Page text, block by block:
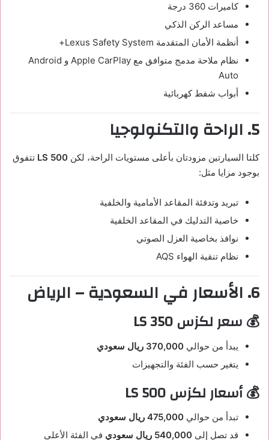
كاميرات 360 درجة
مساعد الركن الذكي
أنظمة الأمان المتقدمة Lexus Safety System+
نظام ملاحة مدمج متوافق مع Apple CarPlay و Android
Auto
أبواب شفط كهربائية
5. الراحة والتكنولوجيا
كلتا السيارتين مزودتان بأعلى مستويات الراحة، لكن LS 500 تتفوق
بوجود مزايا مثل:
تبريد وتدفئة المقاعد الأمامية والخلفية
خاصية التدليك في المقاعد الخلفية
نوافذ بخاصية العزل الصوتي
نظام تنقية الهواء AQS
6. الأسعار في السعودية – الرياض
💰 سعر لكزس LS 350
يبدأ من حوالي 370,000 ريال سعودي
يتغير حسب الفئة والتجهيزات
💰 أسعار لكزس LS 500
تبدأ من حوالي 475,000 ريال سعودي
قد تصل إلى 540,000 ريال سعودي
في الفئة الأعلى